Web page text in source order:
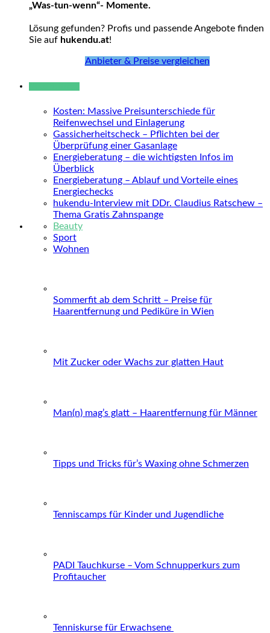
„Was-tun-wenn“- Momente.
Lösung gefunden? Profis und passende Angebote finden
Sie auf hukendu.at!
Anbieter & Preise vergleichen
Kosten: Massive Preisunterschiede für
Reifenwechsel und Einlagerung
Gassicherheitscheck – Pflichten bei der
Überprüfung einer Gasanlage
Energieberatung – die wichtigsten Infos im
Überblick
Energieberatung – Ablauf und Vorteile eines
Energiechecks
hukendu-Interview mit DDr. Claudius Ratschew –
Thema Gratis Zahnspange
Beauty
Sport
Wohnen
Sommerfit ab dem Schritt – Preise für
Haarentfernung und Pediküre in Wien
Mit Zucker oder Wachs zur glatten Haut
Man(n) mag’s glatt – Haarentfernung für Männer
Tipps und Tricks für’s Waxing ohne Schmerzen
Tenniscamps für Kinder und Jugendliche
PADI Tauchkurse – Vom Schnupperkurs zum
Profitaucher
Tenniskurse für Erwachsene